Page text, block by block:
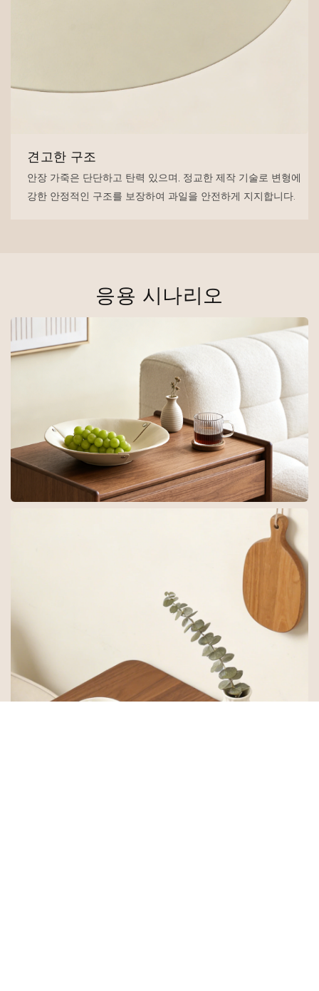
견고한 구조
안장 가죽은 단단하고 탄력 있으며, 정교한 제작 기술로 변형에
강한 안정적인 구조를 보장하여 과일을 안전하게 지지합니다.
응용 시나리오